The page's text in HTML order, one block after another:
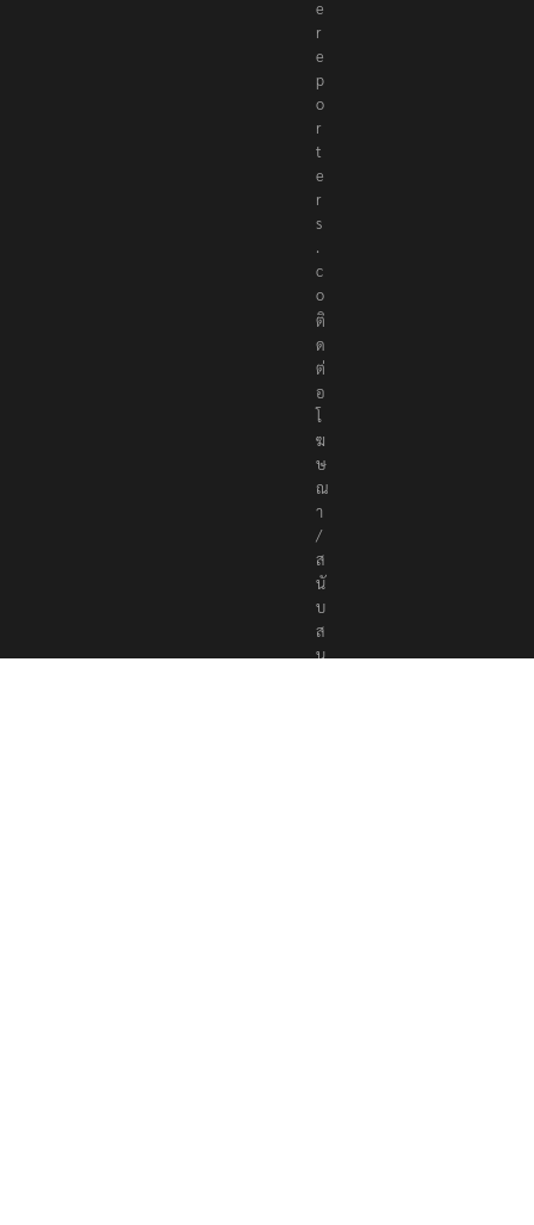
t
h
e
r
e
p
o
r
t
e
r
s
.
c
o
ติ
ด
ต่
อ
โ
ฆ
ษ
ณ
า
/
ส
นั
บ